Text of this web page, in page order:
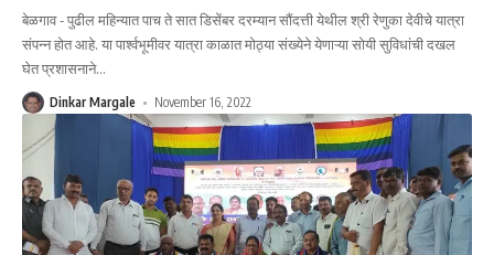
बेळगाव - पुढील महिन्यात पाच ते सात डिसेंबर दरम्यान सौंदत्ती येथील श्री रेणुका देवीचे यात्रा
संपन्न होत आहे. या पार्श्वभूमीवर यात्रा काळात मोठ्या संख्येने येणाऱ्या सोयी सुविधांची दखल
घेत प्रशासनाने…
Dinkar Margale November 16, 2022